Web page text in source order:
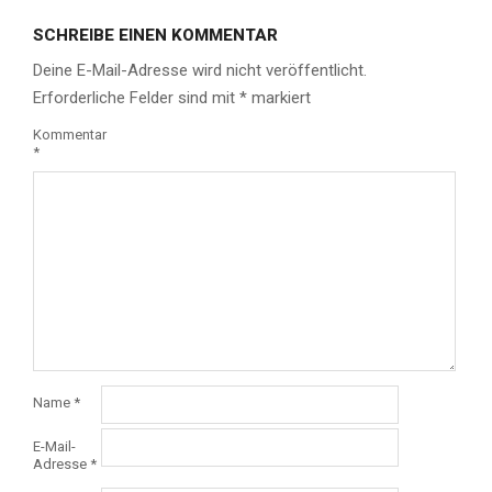
SCHREIBE EINEN KOMMENTAR
Deine E-Mail-Adresse wird nicht veröffentlicht.
Erforderliche Felder sind mit * markiert
Kommentar
*
Name *
E-Mail-
Adresse *